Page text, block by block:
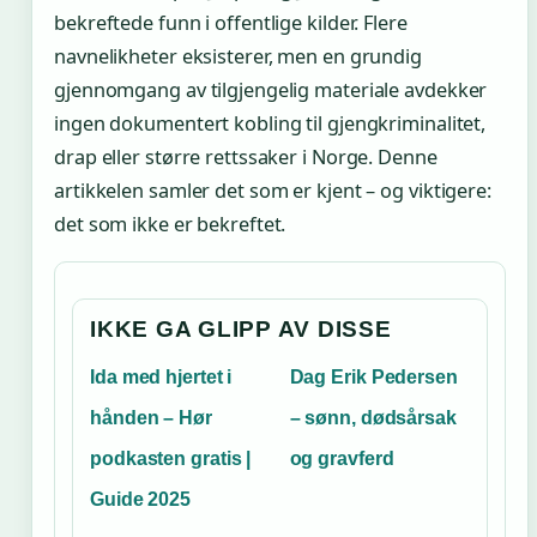
bekreftede funn i offentlige kilder. Flere
navnelikheter eksisterer, men en grundig
gjennomgang av tilgjengelig materiale avdekker
ingen dokumentert kobling til gjengkriminalitet,
drap eller større rettssaker i Norge. Denne
artikkelen samler det som er kjent – og viktigere:
det som ikke er bekreftet.
IKKE GA GLIPP AV DISSE
Ida med hjertet i
hånden – Hør
podkasten gratis |
Guide 2025
Dag Erik Pedersen
– sønn, dødsårsak
og gravferd